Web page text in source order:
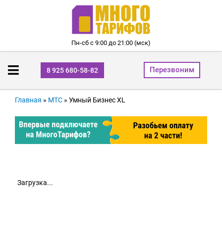
Пн-сб с 9:00 до 21:00 (мск)
8 925 680-58-82 Перезвоним
Главная » МТС » Умный Бизнес XL
Загрузка...